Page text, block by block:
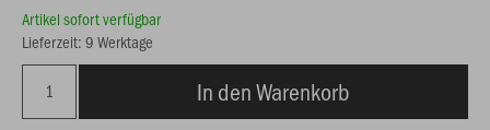
Artikel sofort verfügbar
Lieferzeit: 9 Werktage
In den Warenkorb